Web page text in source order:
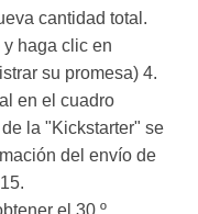
cantidad total.
haga clic en
su promesa) 4.
en el cuadro
la "Kickstarter" se
del envío de